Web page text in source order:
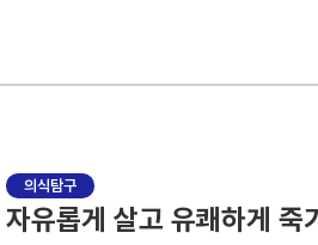
의식탐구
자유롭게 살고 유쾌하게 죽